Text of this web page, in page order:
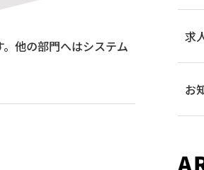
他の部門へはシステム
求
お